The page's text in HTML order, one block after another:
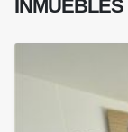
INMUEBLES